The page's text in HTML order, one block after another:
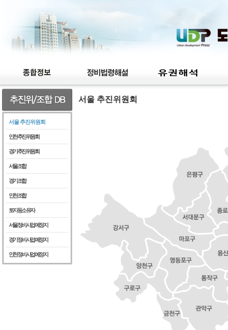
서울 추진위원회
인천추진위원회
경기추진위원회
서울조합
경기조합
인천조합
토지등소유자
서울정비사업예정지
경기정비사업예정지
인천정비사업예정지
서울 추진위원회